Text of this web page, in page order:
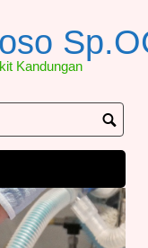
Kandungan